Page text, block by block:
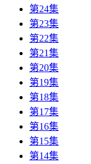
第24集
第23集
第22集
第21集
第20集
第19集
第18集
第17集
第16集
第15集
第14集